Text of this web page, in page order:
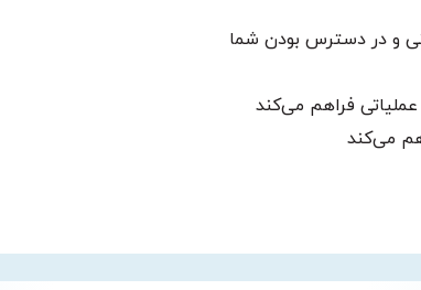
و در دسترس بودن شما
می‌کند